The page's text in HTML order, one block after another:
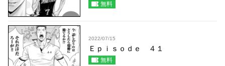
無料
2022/07/15
Ｅｐｉｓｏｄｅ ４１
無料